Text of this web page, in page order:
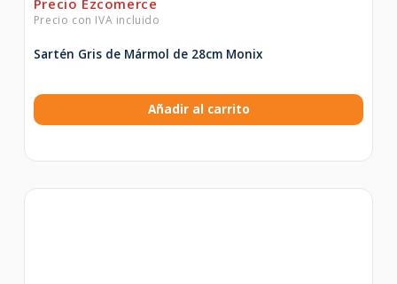
Sartén Gris de Mármol de 28cm Monix
Añadir al carrito